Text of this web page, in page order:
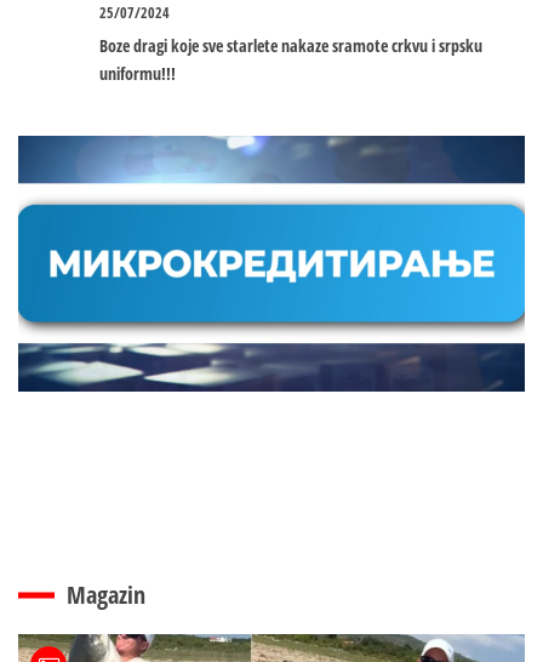
25/07/2024
Boze dragi koje sve starlete nakaze sramote crkvu i srpsku
uniformu!!!
Magazin